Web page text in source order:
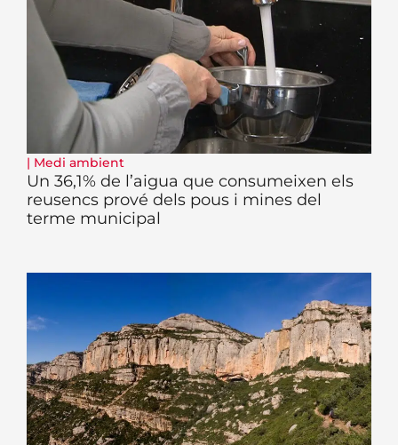
| Medi ambient
Un 36,1% de l’aigua que consumeixen els
reusencs prové dels pous i mines del
terme municipal